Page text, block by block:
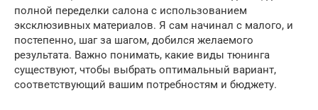
полной переделки салона с использованием
эксклюзивных материалов. Я сам начинал с малого, и
постепенно, шаг за шагом, добился желаемого
результата. Важно понимать, какие виды тюнинга
существуют, чтобы выбрать оптимальный вариант,
соответствующий вашим потребностям и бюджету.